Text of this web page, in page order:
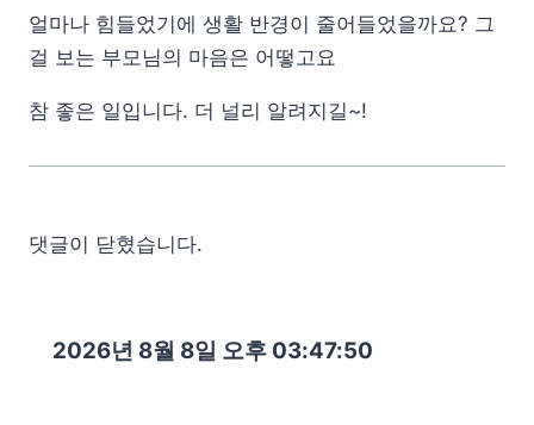
얼마나 힘들었기에 생활 반경이 줄어들었을까요? 그
걸 보는 부모님의 마음은 어떻고요
참 좋은 일입니다. 더 널리 알려지길~!
댓글이 닫혔습니다.
2026년 8월 8일 오후 03:47:52